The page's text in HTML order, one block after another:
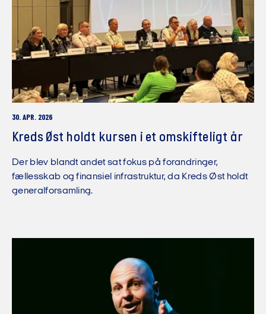
30. APR. 2026
Kreds Øst holdt kursen i et omskifteligt år
Der blev blandt andet sat fokus på forandringer,
fællesskab og finansiel infrastruktur, da Kreds Øst holdt
generalforsamling.